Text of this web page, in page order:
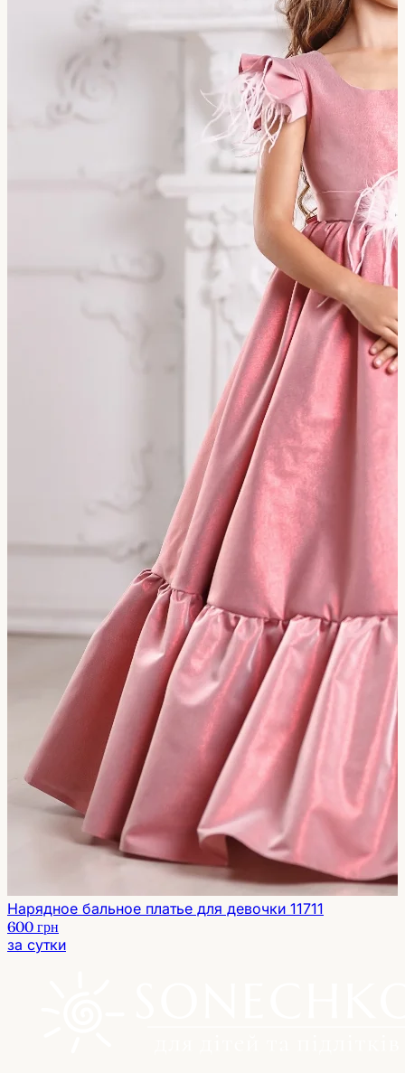
Нарядное бальное платье для девочки 11711
600 грн
за сутки